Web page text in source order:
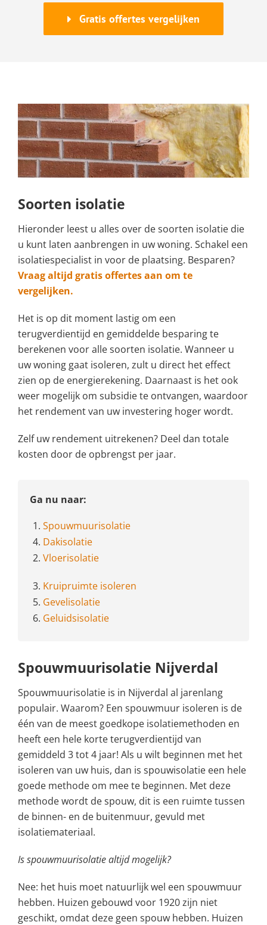
Gratis offertes vergelijken
Soorten isolatie
Hieronder leest u alles over de soorten isolatie die
u kunt laten aanbrengen in uw woning. Schakel een
isolatiespecialist in voor de plaatsing. Besparen?
Vraag altijd gratis offertes aan om te
vergelijken.
Het is op dit moment lastig om een
terugverdientijd en gemiddelde besparing te
berekenen voor alle soorten isolatie. Wanneer u
uw woning gaat isoleren, zult u direct het effect
zien op de energierekening. Daarnaast is het ook
weer mogelijk om subsidie te ontvangen, waardoor
het rendement van uw investering hoger wordt.
Zelf uw rendement uitrekenen? Deel dan totale
kosten door de opbrengst per jaar.
Ga nu naar:
1. Spouwmuurisolatie
4. Dakisolatie
2. Vloerisolatie
3. Kruipruimte isoleren
5. Gevelisolatie
6. Geluidsisolatie
Spouwmuurisolatie Nijverdal
Spouwmuurisolatie is in Nijverdal al jarenlang
populair. Waarom? Een spouwmuur isoleren is de
één van de meest goedkope isolatiemethoden en
heeft een hele korte terugverdientijd van
gemiddeld 3 tot 4 jaar! Als u wilt beginnen met het
isoleren van uw huis, dan is spouwisolatie een hele
goede methode om mee te beginnen. Met deze
methode wordt de spouw, dit is een ruimte tussen
de binnen- en de buitenmuur, gevuld met
isolatiemateriaal.
Is spouwmuurisolatie altijd mogelijk?
Nee: het huis moet natuurlijk wel een spouwmuur
hebben. Huizen gebouwd voor 1920 zijn niet
geschikt, omdat deze geen spouw hebben. Huizen